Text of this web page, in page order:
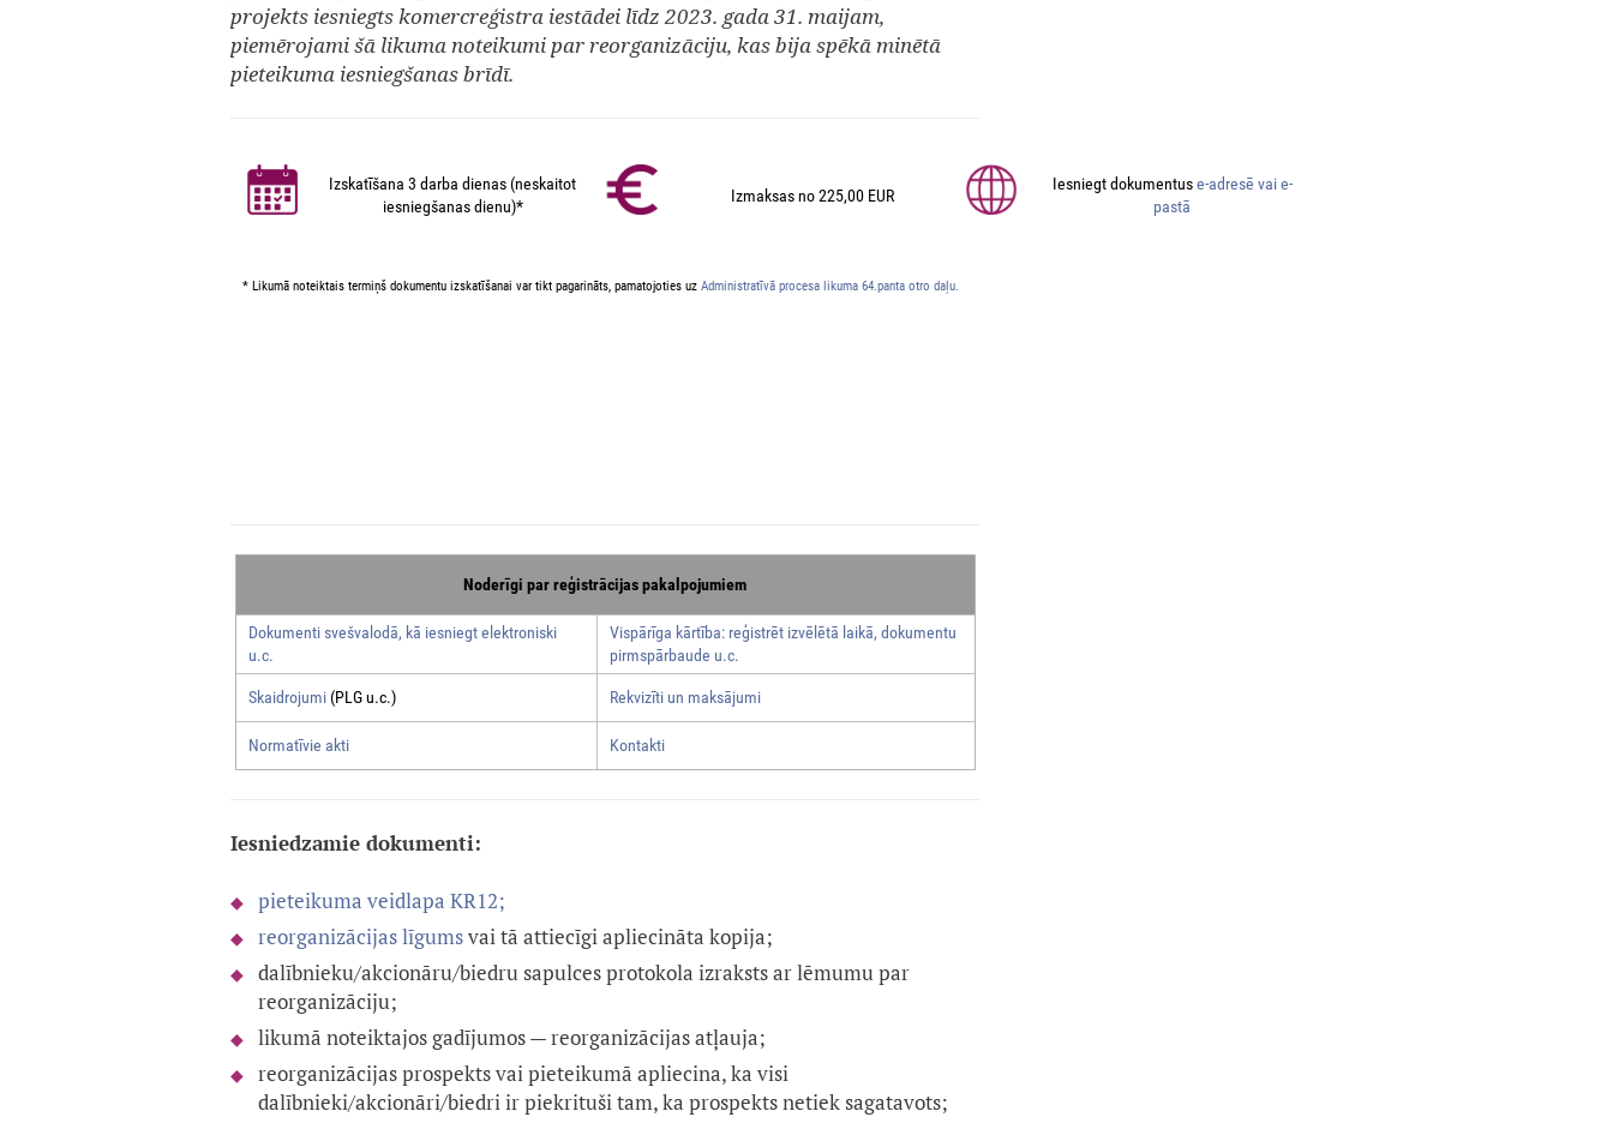
projekts iesniegts komercreģistra iestādei līdz 2023. gada 31. maijam,
piemērojami šā likuma noteikumi par reorganizāciju, kas bija spēkā minētā
pieteikuma iesniegšanas brīdī.
Izskatīšana 3 darba dienas (neskaitot
iesniegšanas dienu)*
Izmaksas no 225,00 EUR
Iesniegt dokumentuse-adresē vai e-
pastā
* Likumā noteiktais termiņš dokumentu izskatīšanai var tikt pagarināts, pamatojoties uz Administratīvā procesa likuma 64.panta otro daļu.
Noderīgi par reģistrācijas pakalpojumiem
Dokumenti svešvalodā, kā iesniegt elektroniski
u.c.
Vispārīga kārtība: reģistrēt izvēlētā laikā, dokumentu
pirmspārbaude u.c.
Skaidrojumi(PLG u.c.) Rekvizīti un maksājumi
Normatīvie akti Kontakti
Iesniedzamie dokumenti:
pieteikuma veidlapa KR12;
reorganizācijas līgumsvai tā attiecīgi apliecināta kopija;
dalībnieku/akcionāru/biedru sapulces protokola izraksts ar lēmumu par
reorganizāciju;
likumā noteiktajos gadījumos — reorganizācijas atļauja;
reorganizācijas prospekts vai pieteikumā apliecina, ka visi
dalībnieki/akcionāri/biedri ir piekrituši tam, ka prospekts netiek sagatavots;